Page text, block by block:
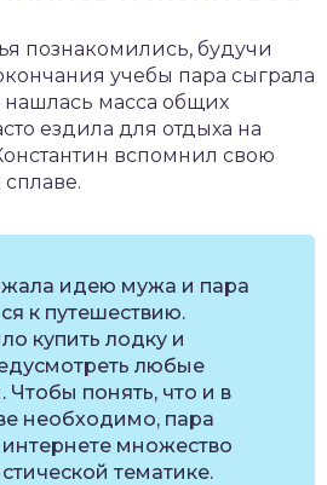
познакомились, будучи
учебы пара сыграла
нашлась масса общих
ездила для отдыха на
вспомнил свою
идею мужа и пара
к путешествию.
купить лодку и
любые
понять, что и в
необходимо, пара
множество
тематике.